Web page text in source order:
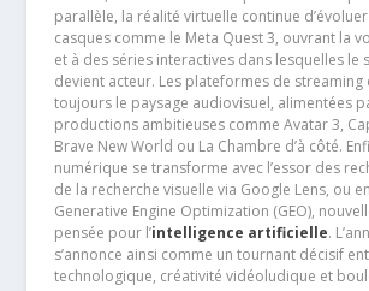
parallèle, la réalité virtuelle continue
casques comme le Meta Quest 3, ouvrant la
et à des séries interactives dans lesquelles le
devient acteur. Les plateformes de streaming
toujours le paysage audiovisuel, alimentées
productions ambitieuses comme Avatar 3,
Brave New World ou La Chambre d’à côté.
numérique se transforme avec l’essor des
de la recherche visuelle via Google Lens, ou
Generative Engine Optimization (GEO),
pensée pour l’intelligence artificielle.
s’annonce ainsi comme un tournant décisif
technologique, créativité vidéoludique et